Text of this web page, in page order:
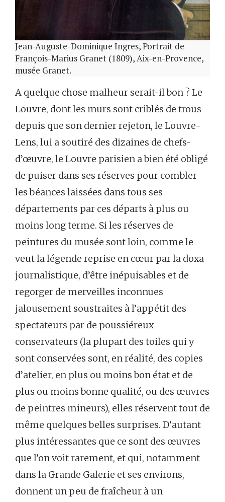
Jean-Auguste-Dominique Ingres, Portrait de
François-Marius Granet (1809), Aix-en-Provence,
musée Granet.
A quelque chose malheur serait-il bon ? Le
Louvre, dont les murs sont criblés de trous
depuis que son dernier rejeton, le Louvre-
Lens, lui a soutiré des dizaines de chefs-
d’œuvre, le Louvre parisien a bien été obligé
de puiser dans ses réserves pour combler
les béances laissées dans tous ses
départements par ces départs à plus ou
moins long terme. Si les réserves de
peintures du musée sont loin, comme le
veut la légende reprise en cœur par la doxa
journalistique, d’être inépuisables et de
regorger de merveilles inconnues
jalousement soustraites à l’appétit des
spectateurs par de poussiéreux
conservateurs (la plupart des toiles qui y
sont conservées sont, en réalité, des copies
d’atelier, en plus ou moins bon état et de
plus ou moins bonne qualité, ou des œuvres
de peintres mineurs), elles réservent tout de
même quelques belles surprises. D’autant
plus intéressantes que ce sont des œuvres
que l’on voit rarement, et qui, notamment
dans la Grande Galerie et ses environs,
donnent un peu de fraîcheur à un